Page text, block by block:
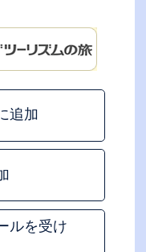
追加
ルを受け